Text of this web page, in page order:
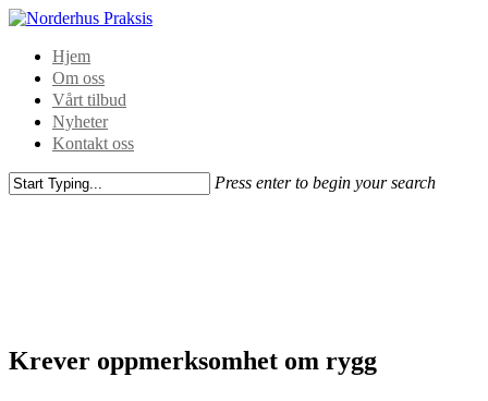
Hjem
Om oss
Vårt tilbud
Nyheter
Kontakt oss
Press enter to begin your search
Krever oppmerksomhet om rygg